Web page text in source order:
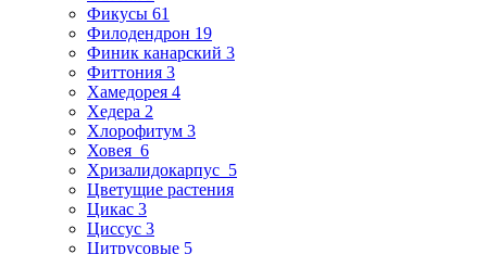
Фикусы 61
Филодендрон 19
Финик канарский 3
Фиттония 3
Хамедорея 4
Хедера 2
Хлорофитум 3
Ховея 6
Хризалидокарпус 5
Цветущие растения
Цикас 3
Циссус 3
Цитрусовые 5